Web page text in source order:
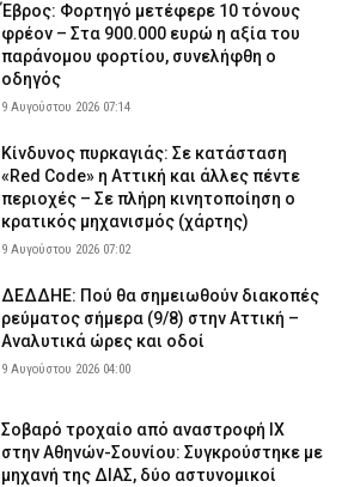
Έβρος: Φορτηγό μετέφερε 10 τόνους
φρέον – Στα 900.000 ευρώ η αξία του
παράνομου φορτίου, συνελήφθη ο
οδηγός
9 Αυγούστου 2026 07:14
Κίνδυνος πυρκαγιάς: Σε κατάσταση
«Red Code» η Αττική και άλλες πέντε
περιοχές – Σε πλήρη κινητοποίηση ο
κρατικός μηχανισμός (χάρτης)
9 Αυγούστου 2026 07:02
ΔΕΔΔΗΕ: Πού θα σημειωθούν διακοπές
ρεύματος σήμερα (9/8) στην Αττική –
Αναλυτικά ώρες και οδοί
9 Αυγούστου 2026 04:00
Σοβαρό τροχαίο από αναστροφή ΙΧ
στην Αθηνών-Σουνίου: Συγκρούστηκε με
μηχανή της ΔΙΑΣ, δύο αστυνομικοί